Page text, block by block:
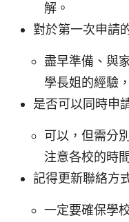
解。
對於第一次申請
盡早準備、與
學長姐的經驗
是否可以同時申
可以，但需分
注意各校的時
記得更新聯絡方
一定要確保學